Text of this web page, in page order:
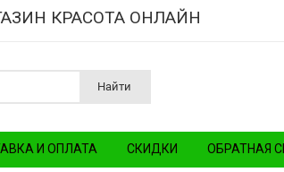
КРАСОТА ОНЛАЙН
Найти
И ОПЛАТА СКИДКИ ОБРАТНАЯ